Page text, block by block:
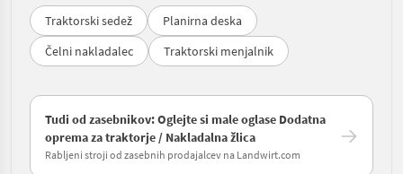
Traktorski sedež
Planirna deska
Čelni nakladalec
Traktorski menjalnik
Tudi od zasebnikov: Oglejte si male oglase Dodatna
oprema za traktorje / Nakladalna žlica
Rabljeni stroji od zasebnih prodajalcev na Landwirt.com